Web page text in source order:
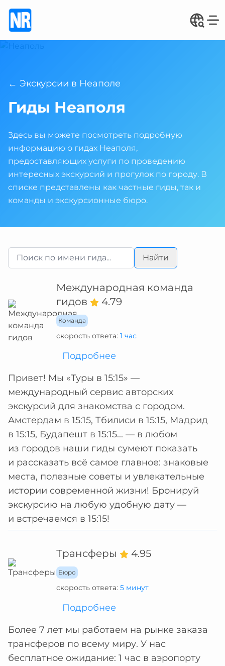
← Экскурсии в Неаполе
Гиды Неаполя
Здесь вы можете посмотреть подробную
информацию о гидах Неаполя,
предоставляющих услуги по проведению
интересных экскурсий и прогулок по городу. В
списке представлены как частные гиды, так и
команды и экскурсионные бюро.
Найти
Международная команда
гидов
4.79
Команда
скорость ответа: 1 час
Подробнее
Привет! Мы «Туры в 15:15» —
международный сервис авторских
экскурсий для знакомства с городом.
Амстердам в 15:15, Тбилиси в 15:15, Мадрид
в 15:15, Будапешт в 15:15... — в любом
из городов наши гиды сумеют показать
и рассказать всё самое главное: знаковые
места, полезные советы и увлекательные
истории современной жизни! Бронируй
экскурсию на любую удобную дату —
и встречаемся в 15:15!
Трансферы 4.95
Бюро
скорость ответа: 5 минут
Подробнее
Более 7 лет мы работаем на рынке заказа
трансферов по всему миру. У нас
бесплатное ожидание: 1 час в аэропорту